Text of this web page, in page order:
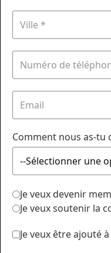
Comment nous as-tu
Je veux devenir
Je veux soutenir la
Je veux être ajouté